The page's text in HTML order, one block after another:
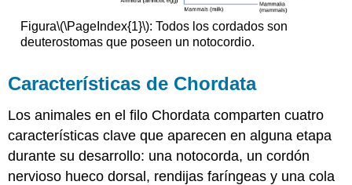
Figura\(\PageIndex{1}\): Todos los cordados son
deuterostomas que poseen un notocordio.
Características de Chordata
Los animales en el filo Chordata comparten cuatro
características clave que aparecen en alguna etapa
durante su desarrollo: una notocorda, un cordón
nervioso hueco dorsal, rendijas faríngeas y una cola